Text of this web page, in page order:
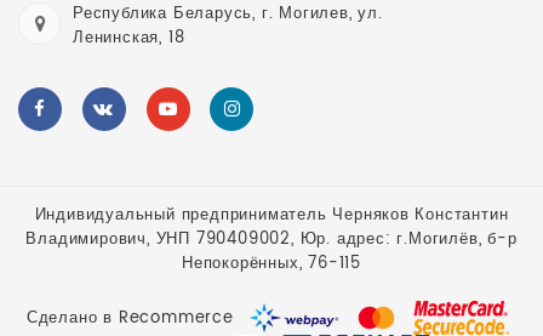
Республика Беларусь, г. Могилев, ул.
Ленинская, 18
Индивидуальный предприниматель Черняков Константин
Владимирович, УНП 790409002, Юр. адрес: г.Могилёв, б-р
Непокорённых, 76-115
Сделано в Recommerce